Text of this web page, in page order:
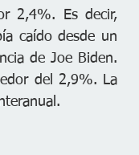
2,4%. Es decir,
caído desde un
de Joe Biden.
del 2,9%. La